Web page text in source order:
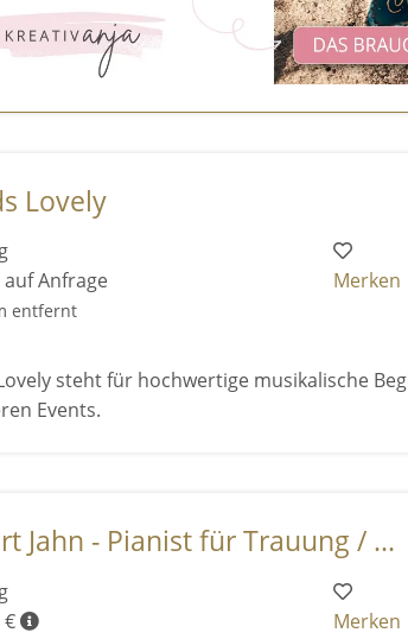
Lovely
auf Anfrage
entfernt
Merken
steht für hochwertige musikalische
Events.
Jahn - Pianist für Trauung / ...
€
Merken